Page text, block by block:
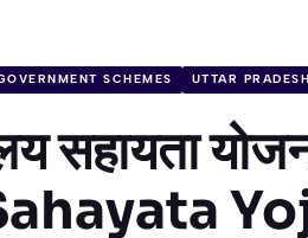
SCHEMES UTTAR
सहायता